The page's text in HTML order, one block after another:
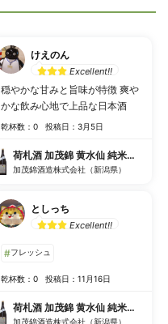
けえのん
Excellent!!
穏やかな甘みと旨味が特徴 爽や
かな飲み心地で上品な日本酒
乾杯数：0 投稿日：3月5日
荷札酒 加茂錦 黄水仙 純米大吟醸 生
加茂錦酒造株式会社（新潟県）
としっち
Excellent!!
#フレッシュ
乾杯数：0 投稿日：11月16日
荷札酒 加茂錦 黄水仙 純米大吟醸 生
加茂錦酒造株式会社（新潟県）